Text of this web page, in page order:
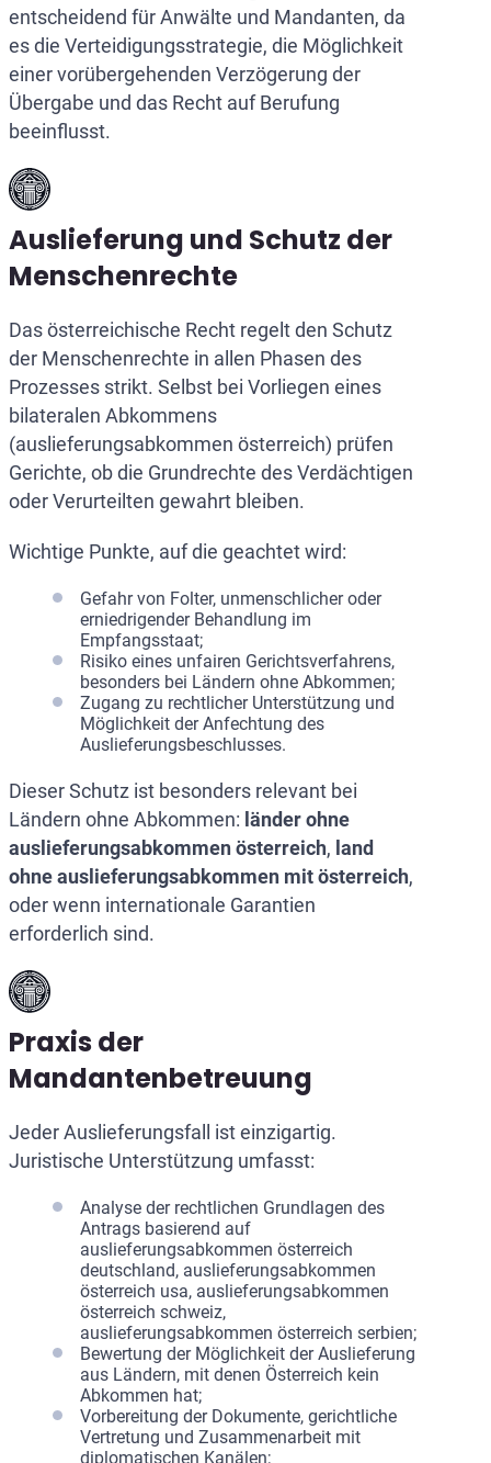
entscheidend für Anwälte und Mandanten, da
es die Verteidigungsstrategie, die Möglichkeit
einer vorübergehenden Verzögerung der
Übergabe und das Recht auf Berufung
beeinflusst.
Auslieferung und Schutz der
Menschenrechte
Das österreichische Recht regelt den Schutz
der Menschenrechte in allen Phasen des
Prozesses strikt. Selbst bei Vorliegen eines
bilateralen Abkommens
(auslieferungsabkommen österreich) prüfen
Gerichte, ob die Grundrechte des Verdächtigen
oder Verurteilten gewahrt bleiben.
Wichtige Punkte, auf die geachtet wird:
Gefahr von Folter, unmenschlicher oder
erniedrigender Behandlung im
Empfangsstaat;
Risiko eines unfairen Gerichtsverfahrens,
besonders bei Ländern ohne Abkommen;
Zugang zu rechtlicher Unterstützung und
Möglichkeit der Anfechtung des
Auslieferungsbeschlusses.
Dieser Schutz ist besonders relevant bei
Ländern ohne Abkommen: länder ohne
auslieferungsabkommen österreich, land
ohne auslieferungsabkommen mit österreich,
oder wenn internationale Garantien
erforderlich sind.
Praxis der
Mandantenbetreuung
Jeder Auslieferungsfall ist einzigartig.
Juristische Unterstützung umfasst:
Analyse der rechtlichen Grundlagen des
Antrags basierend auf
auslieferungsabkommen österreich
deutschland, auslieferungsabkommen
österreich usa, auslieferungsabkommen
österreich schweiz,
auslieferungsabkommen österreich serbien;
Bewertung der Möglichkeit der Auslieferung
aus Ländern, mit denen Österreich kein
Abkommen hat;
Vorbereitung der Dokumente, gerichtliche
Vertretung und Zusammenarbeit mit
diplomatischen Kanälen;